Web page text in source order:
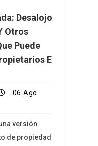
Desalojo
Otros
Puede
E
06 Ago
versión
de propiedad